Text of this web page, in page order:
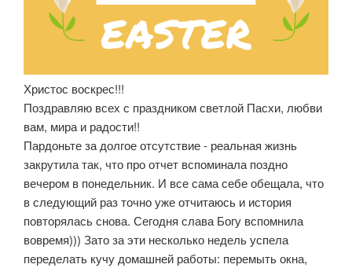
Христос воскрес!!!
Поздравляю всех с праздником светлой Пасхи, любви
вам, мира и радости!!
Пардоньте за долгое отсутствие - реальная жизнь
закрутила так, что про отчет вспоминала поздно
вечером в понедельник. И все сама себе обещала, что
в следующий раз точно уже отчитаюсь и история
повторялась снова. Сегодня слава Богу вспомнила
вовремя))) Зато за эти несколько недель успела
переделать кучу домашней работы: перемыть окна,